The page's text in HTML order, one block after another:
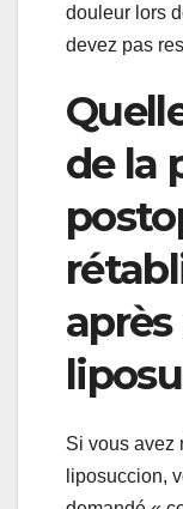
douleur lors
devez pas
de la
Si vous avez
liposuccion,